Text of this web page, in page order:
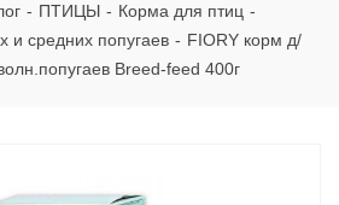
- ПТИЦЫ - Корма для птиц -
и средних попугаев - FIORY корм д/
Breed-feed 400г